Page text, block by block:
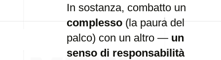
In sostanza, combatto un
complesso (la paura del
palco) con un altro — un
senso di responsabilità